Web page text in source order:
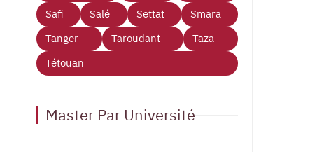
Safi
Salé Settat
Smara
Tanger
Taroudant
Taza
Tétouan
Master Par Université